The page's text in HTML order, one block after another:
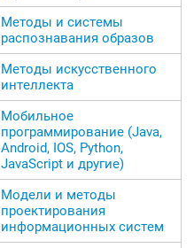
Методы и системы
распознавания образов
Методы искусственного
интеллекта
Мобильное
программирование (Java,
Android, IOS, Python,
JavaScript и другие)
Модели и методы
проектирования
информационных систем